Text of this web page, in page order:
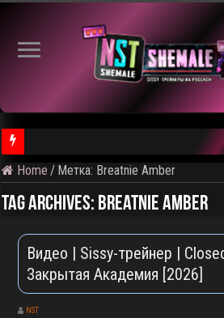
⚠️ Результаты голосования и тема
Home / Метка: Breatnie Amber
Tag Archives: Breatnie Amber
Видео | Sissy-трейнер |
Закрытая Академия [2026]
NST